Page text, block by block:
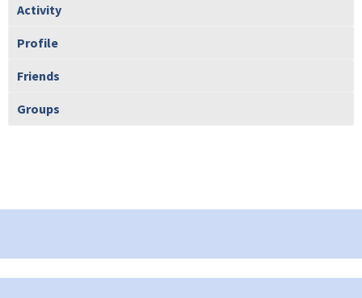
Activity
Profile
Friends
Groups